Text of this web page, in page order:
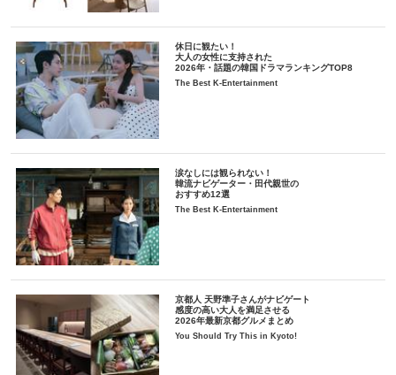
休日に観たい！
大人の女性に支持された
2026年・話題の韓国ドラマランキングTOP8
The Best K-Entertainment
涙なしには観られない！
韓流ナビゲーター・田代親世の
おすすめ12選
The Best K-Entertainment
京都人 天野準子さんがナビゲート
感度の高い大人を満足させる
2026年最新京都グルメまとめ
You Should Try This in Kyoto!